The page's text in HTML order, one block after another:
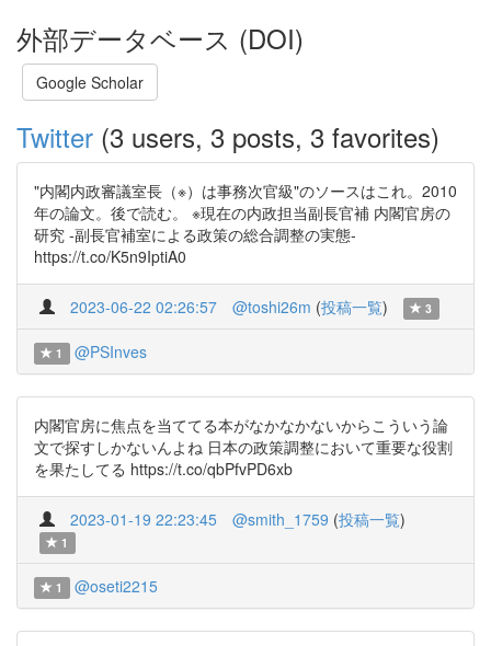
外部データベース (DOI)
Google Scholar
Twitter (3 users, 3 posts, 3 favorites)
"内閣内政審議室長（※）は事務次官級"のソースはこれ。2010
年の論文。後で読む。 ※現在の内政担当副長官補 内閣官房の
研究 ‐副長官補室による政策の総合調整の実態‐
https://t.co/K5n9IptiA0
2023-06-22 02:26:57 @toshi26m (投稿一覧) 3
1 @PSInves
内閣官房に焦点を当ててる本がなかなかないからこういう論
文で探すしかないんよね 日本の政策調整において重要な役割
を果たしてる https://t.co/qbPfvPD6xb
2023-01-19 22:23:45 @smith_1759 (投稿一覧)
1
1 @oseti2215